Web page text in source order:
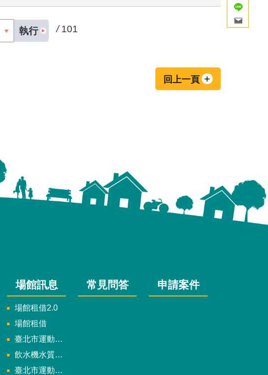
執行 / 101
回上一頁
場館訊息
場館租借2.0
場館租借
臺北市運動中心
飲水機水質檢驗報告
臺北市運動中心預約系統
常見問答 申請案件